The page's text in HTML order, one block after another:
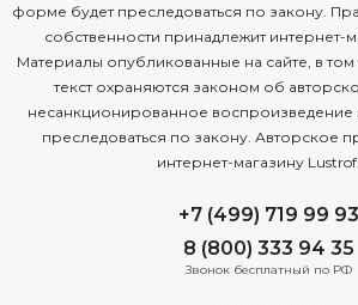
форме будет преследоваться по закону.
собственности принадлежит интернет-
Материалы опубликованные на сайте, в
текст охраняются законом об
несанкционированное воспроизведение
преследоваться по закону. Авторское
интернет-магазину
+7 (499) 719 99 93
8 (800) 333 94 35
Звонок бесплатный по РФ